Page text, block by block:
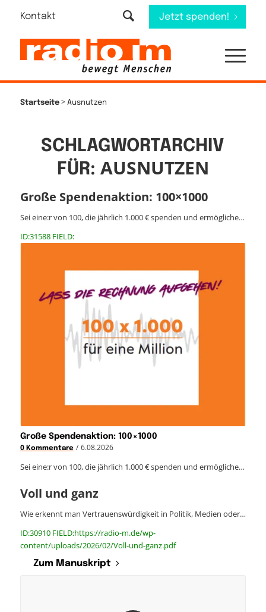
Kontakt Jetzt spenden!
Startseite> Ausnutzen
SCHLAGWORTARCHIV
FÜR: AUSNUTZEN
Große Spendenaktion: 100×1000
Sei eine:r von 100, die jährlich 1.000 € spenden und ermögliche…
ID:31588 FIELD:
Große Spendenaktion: 100×1000
0 Kommentare / 6.08.2026
Sei eine:r von 100, die jährlich 1.000 € spenden und ermögliche…
Voll und ganz
Wie erkennt man Vertrauenswürdigkeit in Politik, Medien oder…
ID:30910 FIELD:https://radio-m.de/wp-
content/uploads/2026/02/Voll-und-ganz.pdf
Zum Manuskript